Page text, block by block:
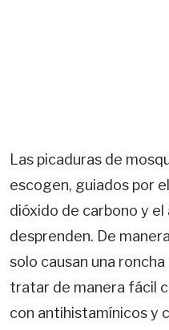
Las picaduras de
escogen, guiados por
dióxido de carbono y
desprenden. De
solo causan una
tratar de manera fácil
con antihistamínicos y